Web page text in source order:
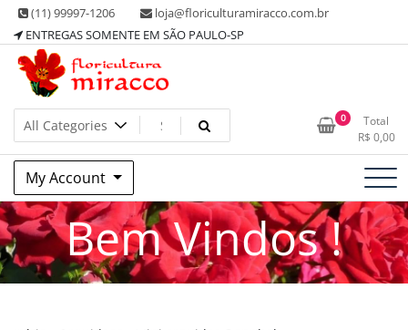
Skip
content
(11) 99997-1206
loja@floriculturamiracco.com.br
ENTREGAS SOMENTE EM SÃO PAULO-SP
0
Total
R$ 0,00
My Account
Bem Vindos !